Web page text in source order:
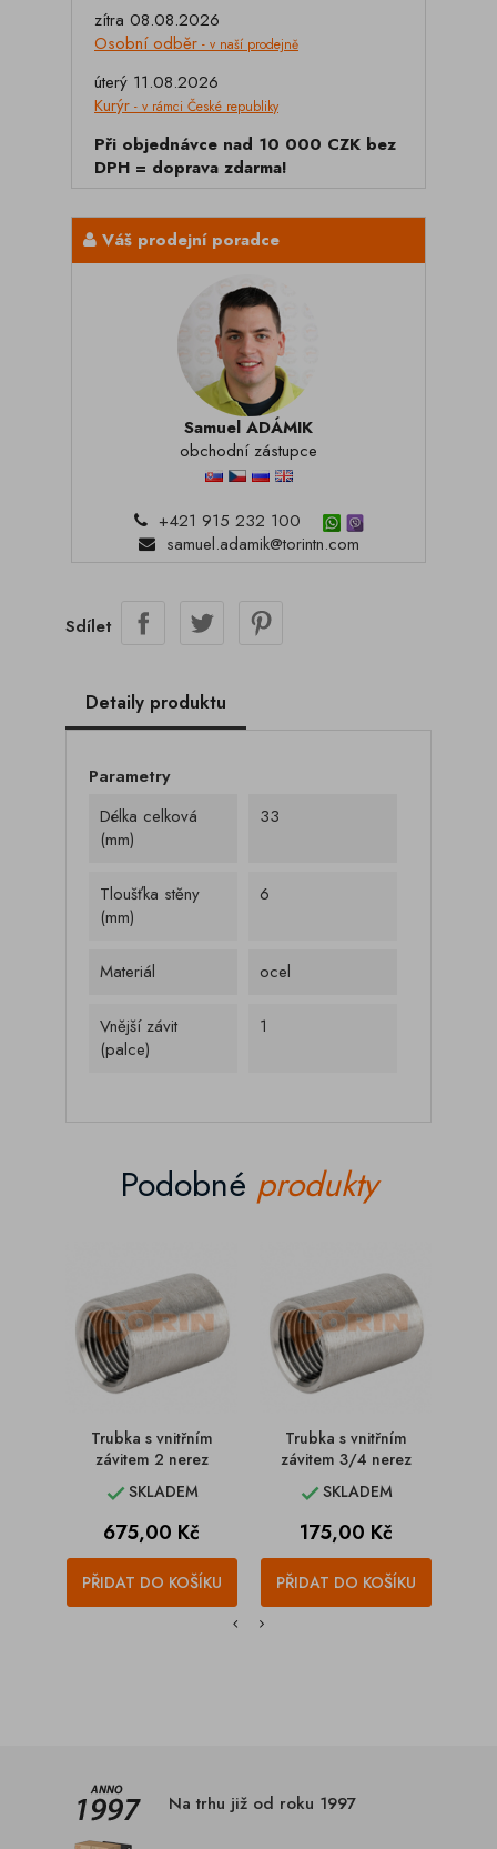
zítra 08.08.2026
Osobní odběr - v naší prodejně
úterý 11.08.2026
Kurýr - v rámci České republiky
Při objednávce nad 10 000 CZK bez
DPH = doprava zdarma!
Váš prodejní poradce
Samuel ADÁMIK
obchodní zástupce
+421 915 232 100
samuel.adamik@torintn.com
Sdílet
Detaily produktu
Parametry
Délka celková
(mm)
33
Tloušťka stěny
(mm)
6
Materiál ocel
Vnější závit
(palce)
1
Podobné produkty
Trubka s vnitřním
závitem 2 nerez
SKLADEM
Cena
675,00 Kč
PŘIDAT DO KOŠÍKU
Trubka s vnitřním
závitem 3/4 nerez
SKLADEM
Cena
175,00 Kč
PŘIDAT DO KOŠÍKU
Na trhu již od roku 1997